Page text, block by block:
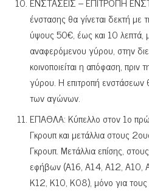
ένστασης θα γίνεται δεκτή
ύψους 50€, έως και 10 λεπτά,
αναφερόμενου γύρου, στην
κοινοποιείται η απόφαση,
γύρου. Η επιτροπή ενστάσεων
των αγώνων.
ΕΠΑΘΛΑ: Κύπελλο στον 1ο
Γκρουπ και μετάλλια στους
Γκρουπ. Μετάλλια επίσης,
εφήβων (Α16, Α14, Α12, Α10,
Κ12, Κ10, Κ08), μόνο για τους